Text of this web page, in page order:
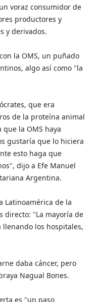
voraz consumidor de
productores y
y derivados.
la OMS, un puñado
algo así como "la
que era
de la proteína animal
la OMS haya
gustaría que lo hiciera
esto haga que
dijo a Efe Manuel
Argentina.
Latinoamérica de la
directo: "La mayoría de
llenando los hospitales,
daba cáncer, pero
Nagual Bones.
es "un paso